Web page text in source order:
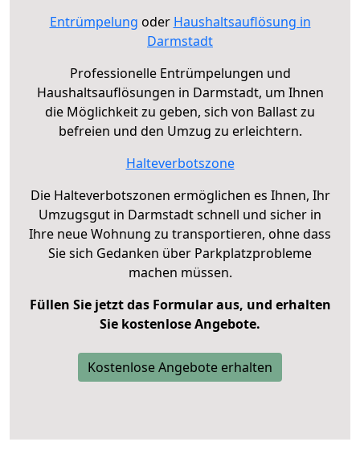
Entrümpelung oder Haushaltsauflösung in
Darmstadt
Professionelle Entrümpelungen und
Haushaltsauflösungen in Darmstadt, um Ihnen
die Möglichkeit zu geben, sich von Ballast zu
befreien und den Umzug zu erleichtern.
Halteverbotszone
Die Halteverbotszonen ermöglichen es Ihnen, Ihr
Umzugsgut in Darmstadt schnell und sicher in
Ihre neue Wohnung zu transportieren, ohne dass
Sie sich Gedanken über Parkplatzprobleme
machen müssen.
Füllen Sie jetzt das Formular aus, und erhalten
Sie kostenlose Angebote.
Kostenlose Angebote erhalten